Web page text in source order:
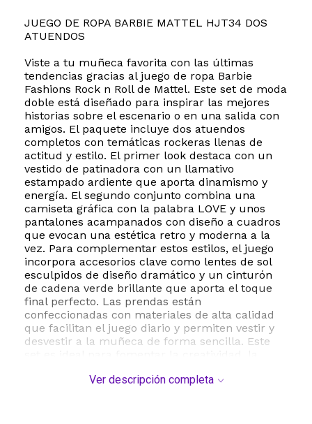
JUEGO DE ROPA BARBIE MATTEL HJT34 DOS
ATUENDOS
Viste a tu muñeca favorita con las últimas
tendencias gracias al juego de ropa Barbie
Fashions Rock n Roll de Mattel. Este set de moda
doble está diseñado para inspirar las mejores
historias sobre el escenario o en una salida con
amigos. El paquete incluye dos atuendos
completos con temáticas rockeras llenas de
actitud y estilo. El primer look destaca con un
vestido de patinadora con un llamativo
estampado ardiente que aporta dinamismo y
energía. El segundo conjunto combina una
camiseta gráfica con la palabra LOVE y unos
pantalones acampanados con diseño a cuadros
que evocan una estética retro y moderna a la
vez. Para complementar estos estilos, el juego
incorpora accesorios clave como lentes de sol
esculpidos de diseño dramático y un cinturón
de cadena verde brillante que aporta el toque
final perfecto. Las prendas están
confeccionadas con materiales de alta calidad
que facilitan el juego diario y permiten vestir y
desvestir a la muñeca de forma sencilla. Este
y niñas a partir de los 3 años. Además, todas las
Ver descripción completa